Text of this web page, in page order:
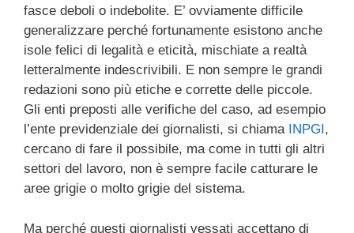
fasce deboli o indebolite. E’ ovviamente difficile
generalizzare perché fortunamente esistono anche
isole felici di legalità e eticità, mischiate a realtà
letteralmente indescrivibili. E non sempre le grandi
redazioni sono più etiche e corrette delle piccole.
Gli enti preposti alle verifiche del caso, ad esempio
l’ente previdenziale dei giornalisti, si chiama INPGI,
cercano di fare il possibile, ma come in tutti gli altri
settori del lavoro, non è sempre facile catturare le
aree grigie o molto grigie del sistema.
Ma perché questi giornalisti vessati accettano di